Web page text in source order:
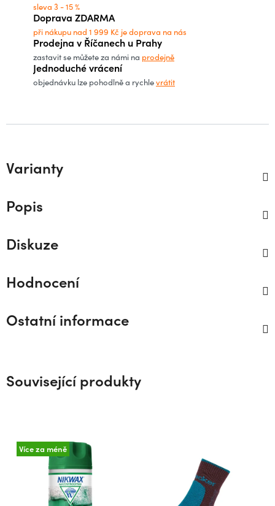
sleva 3 - 15 %
Doprava ZDARMA
při nákupu nad 1 999 Kč je doprava na nás
Prodejna v Říčanech u Prahy
zastavit se můžete za námi na prodejně
Jednoduché vrácení
objednávku lze pohodlně a rychlevrátit
Varianty
Popis
Diskuze
Hodnocení
Ostatní informace
Související produkty
Více za méně